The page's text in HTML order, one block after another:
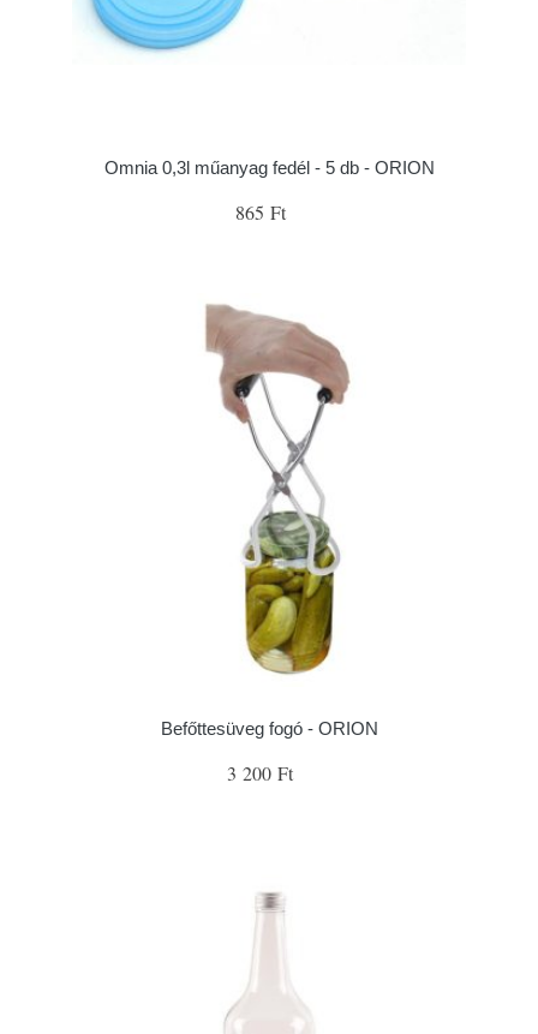
Omnia 0,3l műanyag fedél - 5 db - ORION
865 Ft
Befőttesüveg fogó - ORION
3 200 Ft